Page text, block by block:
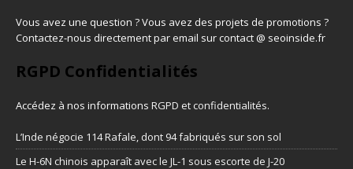
Vous avez une question ? Vous avez des projets de promotions ?
Contactez-nous directement par email sur contact @ seoinside.fr
RGPD Confidentialités
Accédez à nos informations RGPD et confidentialités.
L’Inde négocie 114 Rafale, dont 94 fabriqués sur son sol
Le H-6N chinois apparaît avec le JL-1 sous escorte de J-20